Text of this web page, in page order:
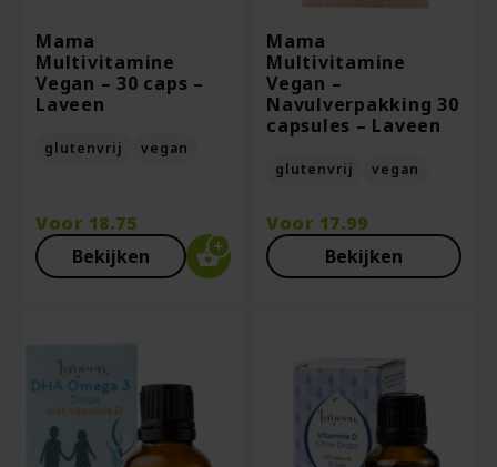
Mama
Multivitamine
Vegan – 30 caps –
Laveen
glutenvrij vegan
Voor 18.75
Bekijken
Mama
Multivitamine
Vegan –
Navulverpakking 30
capsules – Laveen
glutenvrij vegan
Voor 17.99
Bekijken